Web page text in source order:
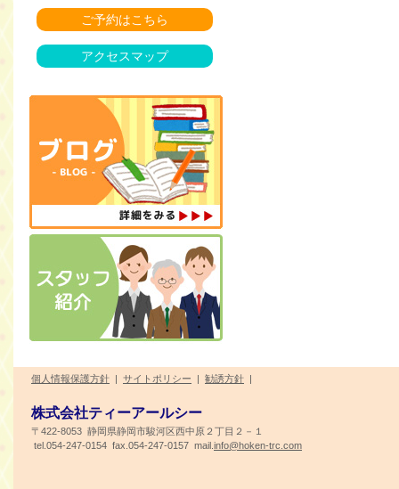
ご予約はこちら
アクセスマップ
個人情報保護方針 | サイトポリシー | 勧誘方針 |
株式会社ティーアールシー
〒422-8053 静岡県静岡市駿河区西中原２丁目２－１
tel.054-247-0154 fax.054-247-0157 mail. info@hoken-trc.com